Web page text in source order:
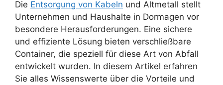
Die Entsorgung von Kabeln und Altmetall stellt
Unternehmen und Haushalte in Dormagen vor
besondere Herausforderungen. Eine sichere
und effiziente Lösung bieten verschließbare
Container, die speziell für diese Art von Abfall
entwickelt wurden. In diesem Artikel erfahren
Sie alles Wissenswerte über die Vorteile und